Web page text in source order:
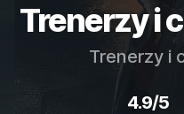
Trenerzy i
Trenerzy i
4.9/5